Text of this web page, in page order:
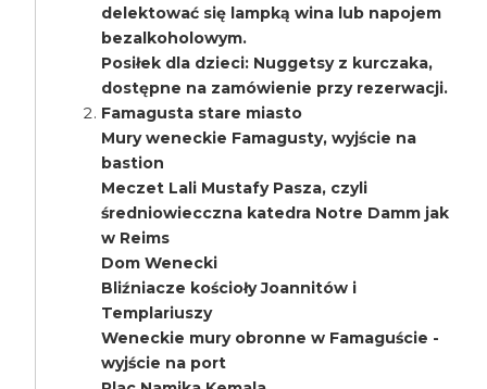
delektować się lampką wina lub napojem
bezalkoholowym.
Posiłek dla dzieci: Nuggetsy z kurczaka,
dostępne na zamówienie przy rezerwacji.
Famagusta stare miasto
Mury weneckie Famagusty, wyjście na
bastion
Meczet Lali Mustafy Pasza, czyli
średniowiecczna katedra Notre Damm jak
w Reims
Dom Wenecki
Bliźniacze kościoły Joannitów i
Templariuszy
Weneckie mury obronne w Famaguście -
wyjście na port